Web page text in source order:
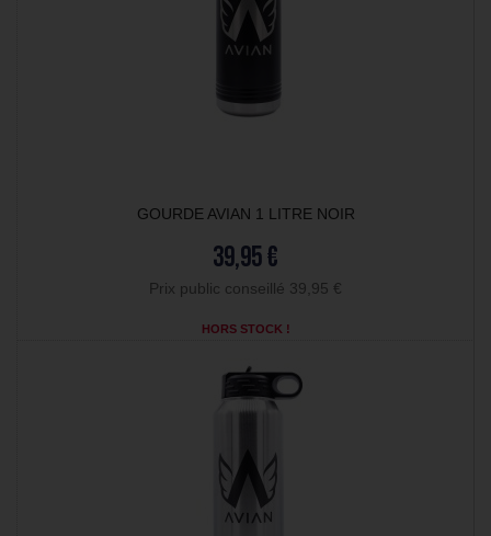
GOURDE AVIAN 1 LITRE NOIR
39,95 €
Prix public conseillé 39,95 €
HORS STOCK !